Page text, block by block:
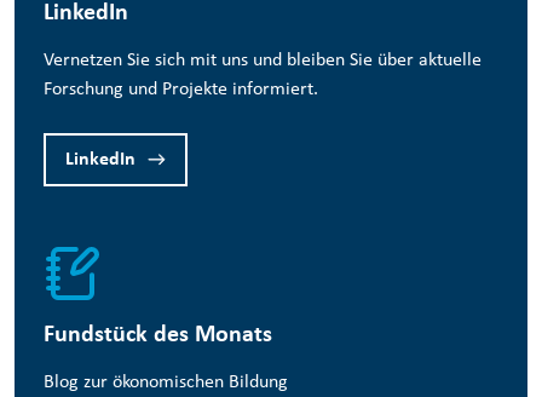
LinkedIn
Vernetzen Sie sich mit uns und bleiben Sie über aktuelle
Forschung und Projekte informiert.
LinkedIn
Fundstück des Monats
Blog zur ökonomischen Bildung